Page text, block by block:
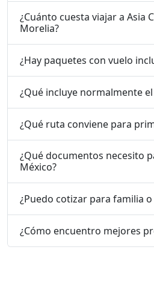
¿Cuánto cuesta viajar a Asia
Morelia?
¿Hay paquetes con vuelo
¿Qué incluye normalmente
¿Qué ruta conviene para
¿Qué documentos necesito
México?
¿Puedo cotizar para familia
¿Cómo encuentro mejores